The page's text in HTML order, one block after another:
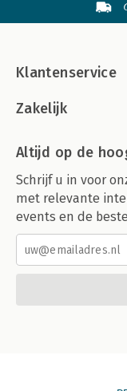
Klantenservice
Zakelijk
Altijd op de
Schrijf u in voor
met relevante
events en de